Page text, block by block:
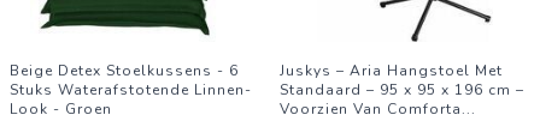
Beige Detex Stoelkussens - 6
Stuks Waterafstotende Linnen-
Look - Groen
Juskys – Aria Hangstoel Met
Standaard – 95 x 95 x 196 cm –
Voorzien Van Comforta...